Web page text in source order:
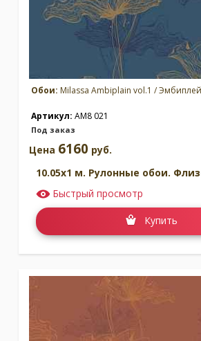
Обои: Milassa Ambiplain vol.1 /
Артикул: AM8 021
Под заказ
Цена 6160 руб.
10.05x1 м. Рулонные обои.
Быстрый просмотр
Купить